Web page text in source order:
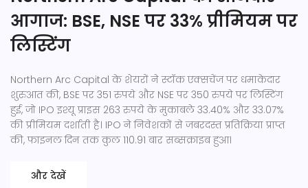
आगाज: BSE, NSE पर 33% प्रीमियम पर
लिस्टिंग
Northern Arc Capital के शेयरों ने स्टॉक एक्सचेंज पर धमाकेदार
शुरुआत की, BSE पर 351 रुपये और NSE पर 350 रुपये पर लिस्टिंग
हुई, जो IPO इश्यू प्राइस 263 रुपये के मुकाबले 33.40% और 33.07%
की प्रीमियम दर्शाती है। IPO ने निवेशकों से जबरदस्त प्रतिक्रिया प्राप्त
की, फाइनल दिन तक कुल 110.91 बार सब्सक्राइब हुआ।
और देखें